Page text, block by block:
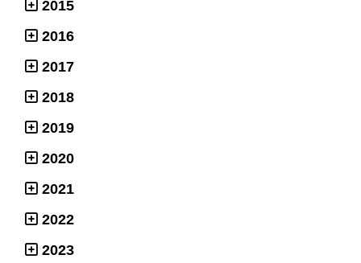
2015
2016
2017
2018
2019
2020
2021
2022
2023